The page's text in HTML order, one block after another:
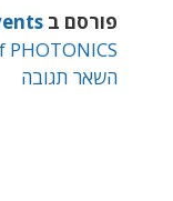
פורסם ב
השאר תגובה